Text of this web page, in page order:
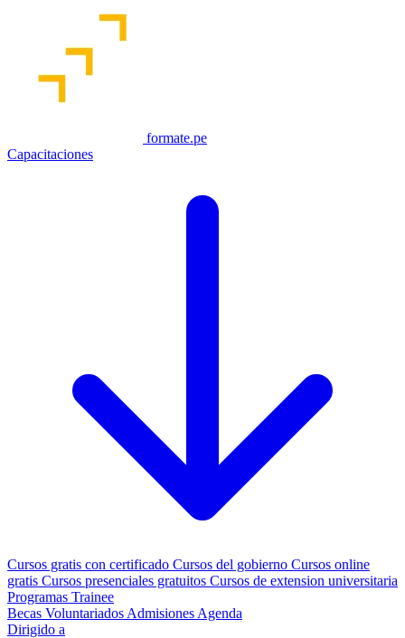
formate.pe
Capacitaciones
Cursos gratis con certificado Cursos del gobierno Cursos online
gratis Cursos presenciales gratuitos Cursos de extension universitaria
Programas Trainee
Becas Voluntariados Admisiones Agenda
Dirigido a